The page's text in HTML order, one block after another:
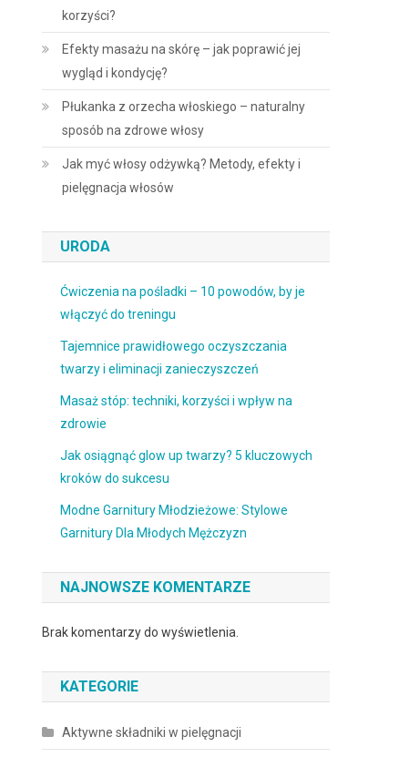
korzyści?
Efekty masażu na skórę – jak poprawić jej
wygląd i kondycję?
Płukanka z orzecha włoskiego – naturalny
sposób na zdrowe włosy
Jak myć włosy odżywką? Metody, efekty i
pielęgnacja włosów
URODA
Ćwiczenia na pośladki – 10 powodów, by je
włączyć do treningu
Tajemnice prawidłowego oczyszczania
twarzy i eliminacji zanieczyszczeń
Masaż stóp: techniki, korzyści i wpływ na
zdrowie
Jak osiągnąć glow up twarzy? 5 kluczowych
kroków do sukcesu
Modne Garnitury Młodzieżowe: Stylowe
Garnitury Dla Młodych Mężczyzn
NAJNOWSZE KOMENTARZE
Brak komentarzy do wyświetlenia.
KATEGORIE
Aktywne składniki w pielęgnacji